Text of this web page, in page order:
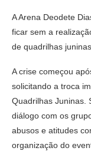
A Arena Deodete
ficar sem a
de quadrilhas
A crise começou
solicitando a troca
Quadrilhas Juninas.
diálogo com os
abusos e atitudes
organização do